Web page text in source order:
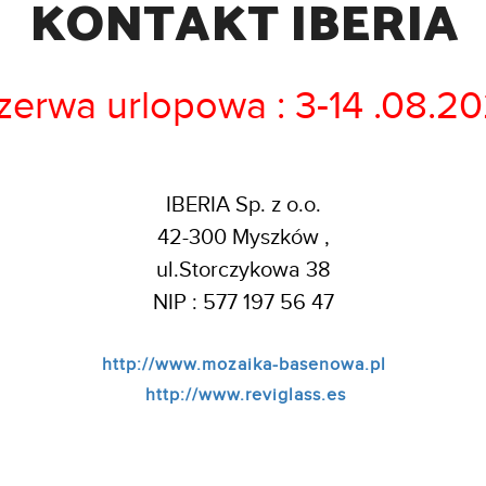
KONTAKT IBERIA
urlopowa : 3-14
IBERIA Sp. z o.o.
42-300 Myszków ,
ul.Storczykowa 38
NIP : 577 197 56 47
http://www.mozaika-basenowa.pl
http://www.reviglass.es